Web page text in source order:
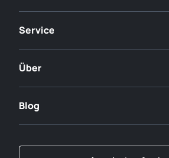
Service
Über
Blog